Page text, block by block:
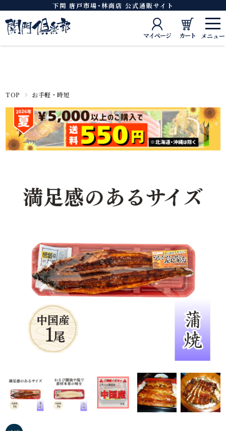
下関 唐戸市場･林商店 公式通販サイト
マイページ カート
TOP お手軽・時短